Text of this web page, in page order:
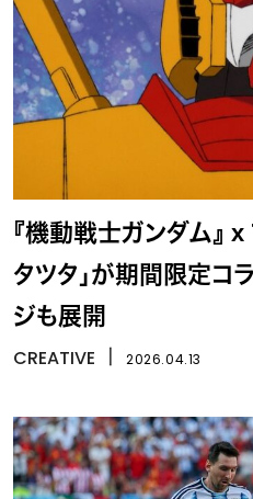
『機動戦士ガンダム』
タツタ」が期間限定コ
ジも展開
CREATIVE 2026.04.13